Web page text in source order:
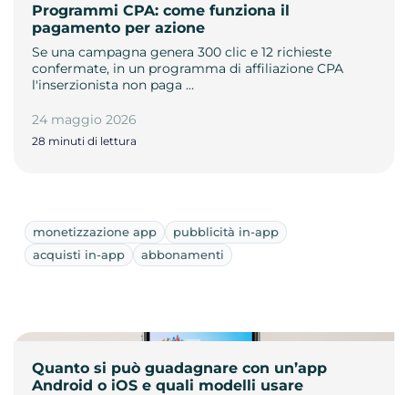
Programmi CPA: come funziona il
pagamento per azione
Se una campagna genera 300 clic e 12 richieste
confermate, in un programma di affiliazione CPA
l'inserzionista non paga …
24 maggio 2026
28 minuti di lettura
monetizzazione app
pubblicità in-app
acquisti in-app
abbonamenti
Quanto si può guadagnare con un’app
Android o iOS e quali modelli usare